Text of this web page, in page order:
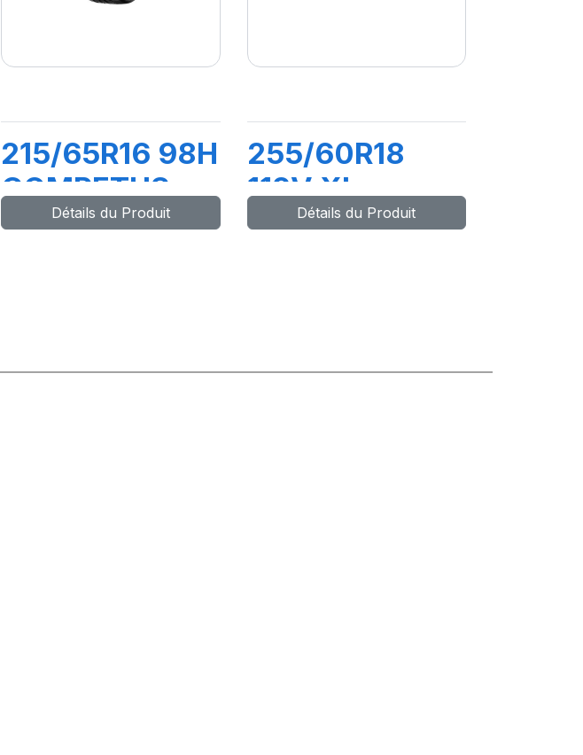
215/65R16 98H
COMPETUS
H/LDétails du Produit
255/60R18
112V XL
COMPETUS
Détails du Produit